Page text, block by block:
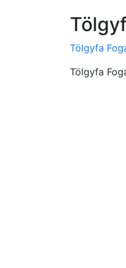
Tölgyfa
Tölgyfa